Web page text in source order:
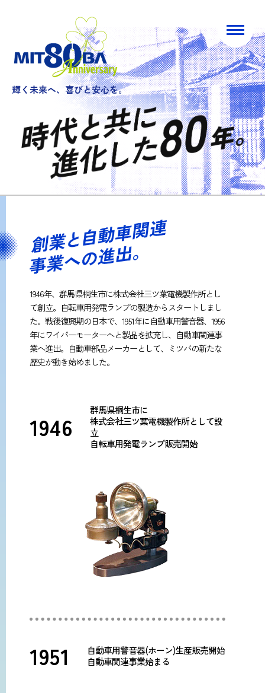
輝く未来へ、喜びと安心を。
1946年、群馬県桐生市に株式会社三ツ葉電機製作所とし
て創立。自転車用発電ランプの製造からスタートしまし
た。戦後復興期の日本で、1951年に自動車用警音器、1956
年にワイパーモーターへと製品を拡充し、自動車関連事
業へ進出。自動車部品メーカーとして、ミツバの新たな
歴史が動き始めました。
1946
群馬県桐生市に
株式会社三ツ葉電機製作所として設
立
自転車用発電ランプ販売開始
1951
自動車用警音器(ホーン)生産販売開始
自動車関連事業始まる